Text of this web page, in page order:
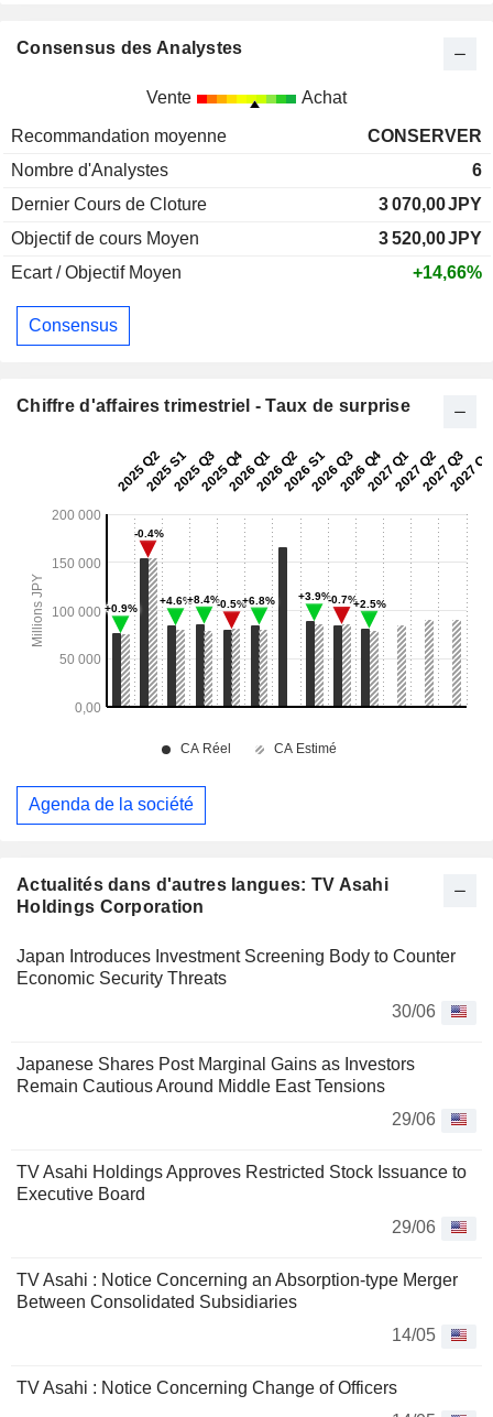
Actualités dans d'autres langues: TV Asahi
Holdings Corporation
Japan Introduces Investment Screening Body to Counter
Economic Security Threats
30/06
Japanese Shares Post Marginal Gains as Investors
Remain Cautious Around Middle East Tensions
29/06
TV Asahi Holdings Approves Restricted Stock Issuance to
Executive Board
29/06
TV Asahi : Notice Concerning an Absorption-type Merger
Between Consolidated Subsidiaries
14/05
TV Asahi : Notice Concerning Change of Officers
Consensus des Analystes
Vente Achat
Recommandation moyenne
CONSERVER
Nombre d'Analystes
6
Dernier Cours de Cloture
3 070,00JPY
Objectif de cours Moyen
3 520,00JPY
Ecart / Objectif Moyen
+14,66%
Consensus
Chiffre d'affaires trimestriel - Taux de surprise
Agenda de la société